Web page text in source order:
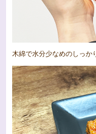
木綿で水分少なめのしっか